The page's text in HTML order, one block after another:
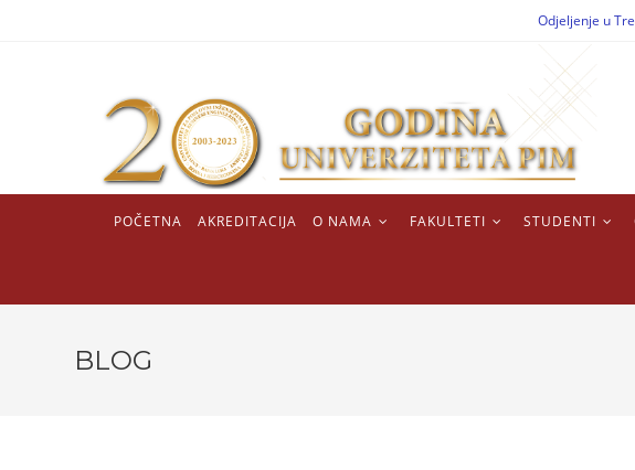
Odjeljenje u
POČETNA AKREDITACIJA O NAMA FAKULTETI STUDENTI
BLOG